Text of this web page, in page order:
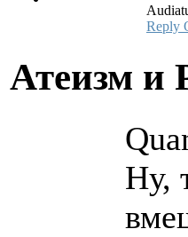
Reply
Атеизм и
Ну,